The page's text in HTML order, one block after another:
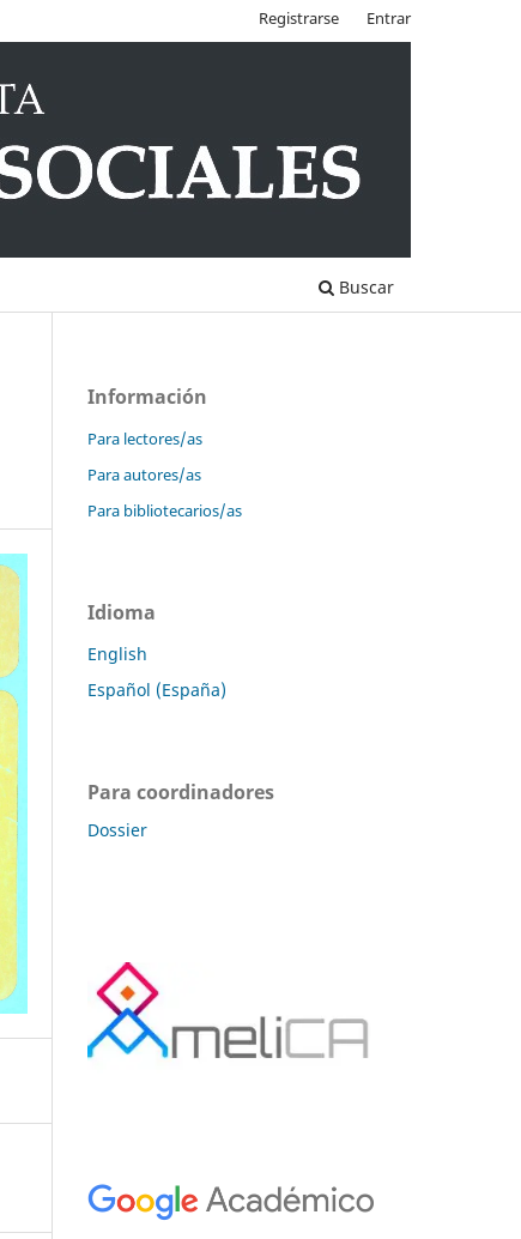
Buscar
Registrarse Entrar
Información
Para lectores/as
Para autores/as
Para bibliotecarios/as
Idioma
English
Español (España)
Para coordinadores
Dossier